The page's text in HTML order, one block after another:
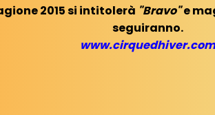
2015 si intitolerà "Bravo"e
seguiranno.
www.cirquedhiver.com